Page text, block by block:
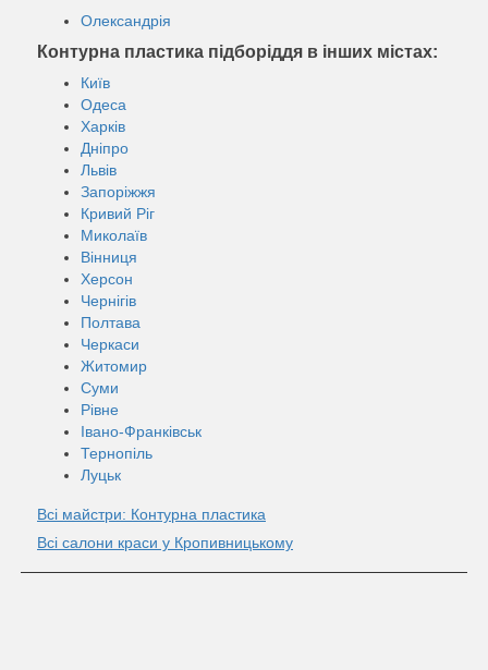
Олександрія
Контурна пластика підборіддя в інших містах:
Київ
Одеса
Харків
Дніпро
Львів
Запоріжжя
Кривий Ріг
Миколаїв
Вінниця
Херсон
Чернігів
Полтава
Черкаси
Житомир
Суми
Рівне
Івано-Франківськ
Тернопіль
Луцьк
Всі майстри: Контурна пластика
Всі салони краси у Кропивницькому